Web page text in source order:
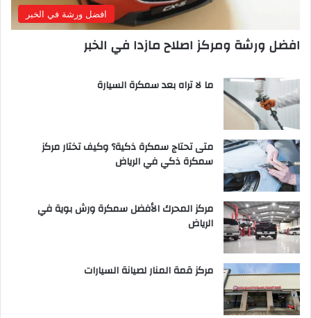
افضل ورشة في الخبر
افضل ورشة ومركز اصلاح مازدا في الخبر
ما لا تراه بعد سمكرة السيارة
متى تحتاج سمكرة ذكية؟ وكيف تختار مركز
سمكرة ذكي في الرياض
مركز المحرك الأفضل سمكرة ورش بوية في
الرياض
مركز قمة المنار لصيانة السيارات